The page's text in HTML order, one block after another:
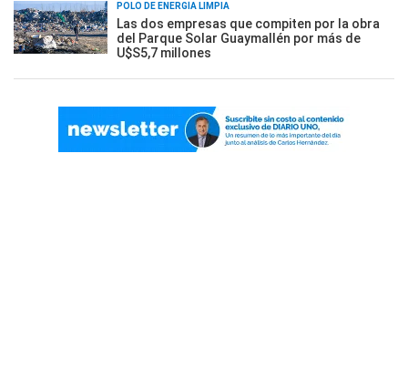
POLO DE ENERGÍA LIMPIA
Las dos empresas que compiten por la obra
del Parque Solar Guaymallén por más de
U$S5,7 millones